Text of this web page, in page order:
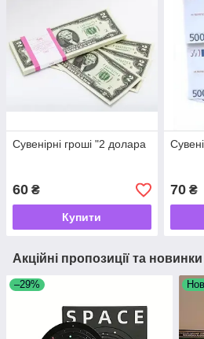
Сувенірні гроші "2 долара
60 ₴
Купити
70₴
Акційні пропозиції та новинки
–29%